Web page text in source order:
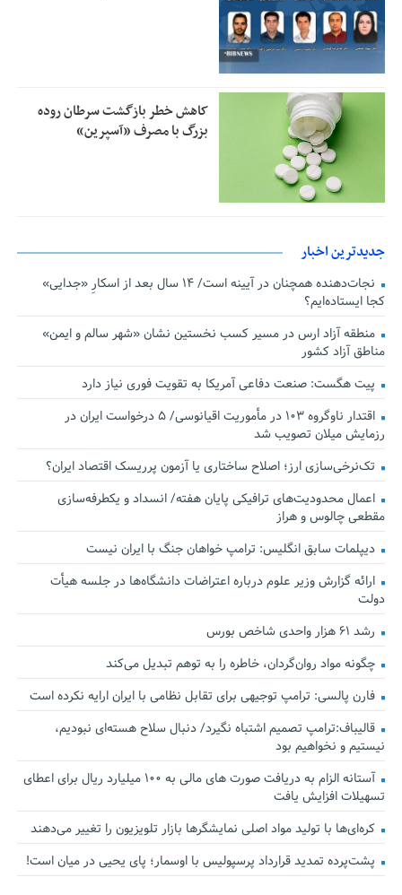
کاهش خطر بازگشت سرطان روده
بزرگ با مصرف «آسپرین»
جدیدترین اخبار
نجات‌دهنده‌ همچنان در آیینه است/ ۱۴ سال بعد از اسکارِ «جدایی»
کجا ایستاده‌ایم؟
منطقه آزاد ارس در مسیر کسب نخستین نشان «شهر سالم و ایمن»
مناطق آزاد کشور
پیت هگست: صنعت دفاعی آمریکا به تقویت فوری نیاز دارد
اقتدار ناوگروه ۱۰۳ در مأموریت‌ اقیانوسی/ ۵ درخواست ایران در
رزمایش میلان تصویب شد
تک‌نرخی‌سازی ارز؛ اصلاح ساختاری یا آزمون پرریسک اقتصاد ایران؟
اعمال محدودیت‌های ترافیکی پایان هفته/ انسداد و یکطرفه‌سازی
مقطعی چالوس و هراز
دیپلمات سابق انگلیس:‌ ترامپ خواهان جنگ با ایران نیست
ارائه گزارش وزیر علوم درباره اعتراضات دانشگاه‌ها در جلسه هیأت
دولت
رشد ۶۱ هزار واحدی شاخص بورس
چگونه مواد روان‌گردان، خاطره را به توهم تبدیل می‌کند
فارن پالسی: ترامپ توجیهی برای تقابل نظامی با ایران ارایه نکرده است
قالیباف:ترامپ تصمیم اشتباه نگیرد/ دنبال سلاح هسته‌ای نبودیم،
نیستیم و نخواهیم بود
آستانه الزام به دریافت صورت های مالی به ۱۰۰ میلیارد ریال برای اعطای
تسهیلات افزایش یافت
کره‌ای‌ها با تولید مواد اصلی نمایشگرها بازار تلویزیون را تغییر می‌دهند
پشت‌پرده تمدید قرارداد پرسپولیس با اوسمار؛ پای یحیی در میان است!